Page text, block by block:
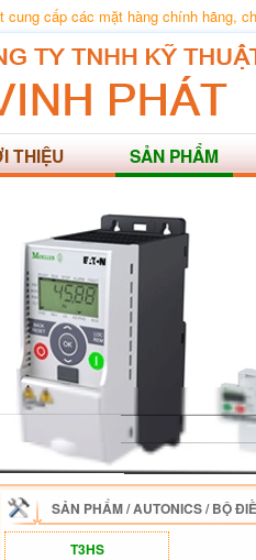
cung cấp các mặt hàng chính hãng,
THIỆU SẢN PHẨM
SẢN PHẨM/AUTONICS/BỘ
T3HS